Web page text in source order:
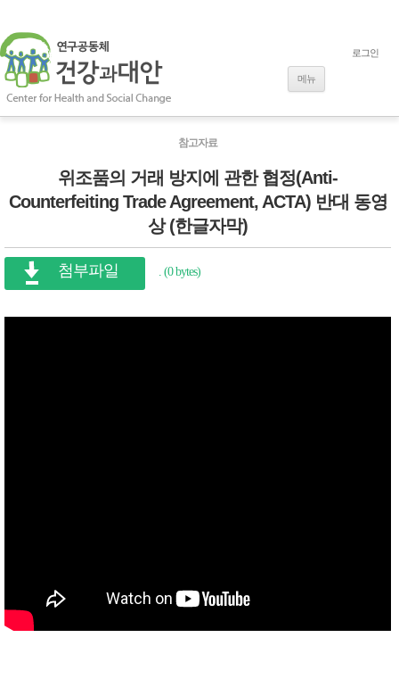
메뉴
로그인
참고자료
위조품의 거래 방지에 관한 협정(Anti-
Counterfeiting Trade Agreement, ACTA) 반대 동영
상 (한글자막)
첨부파일 . (0 bytes)